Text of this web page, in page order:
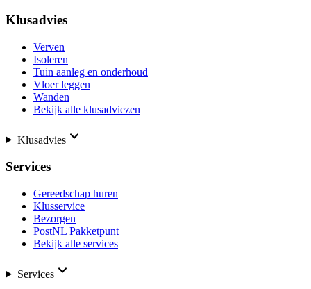
Klusadvies
Verven
Isoleren
Tuin aanleg en onderhoud
Vloer leggen
Wanden
Bekijk alle klusadviezen
Klusadvies
Services
Gereedschap huren
Klusservice
Bezorgen
PostNL Pakketpunt
Bekijk alle services
Services